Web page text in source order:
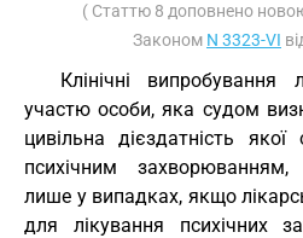
( Статтю 8 доповнено
Законом N 3323-VI
Клінічні випробування
участю особи, яка судом
цивільна дієздатність
психічним
лише у випадках, якщо
для лікування психічних